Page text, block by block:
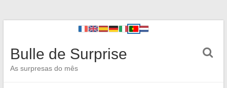
Bulle de Surprise
As surpresas do mês